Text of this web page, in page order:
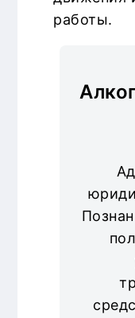
работы.